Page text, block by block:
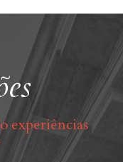
experiências